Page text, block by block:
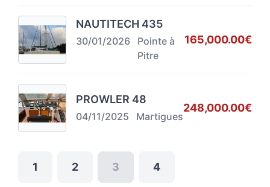
NAUTITECH 435
30/01/2026
Pointe à
Pitre
165,000.00€
PROWLER 48
04/11/2025 Martigues
248,000.00€
1 2 3 4